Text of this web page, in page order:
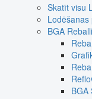
Skatīt visu
BGA
BGA